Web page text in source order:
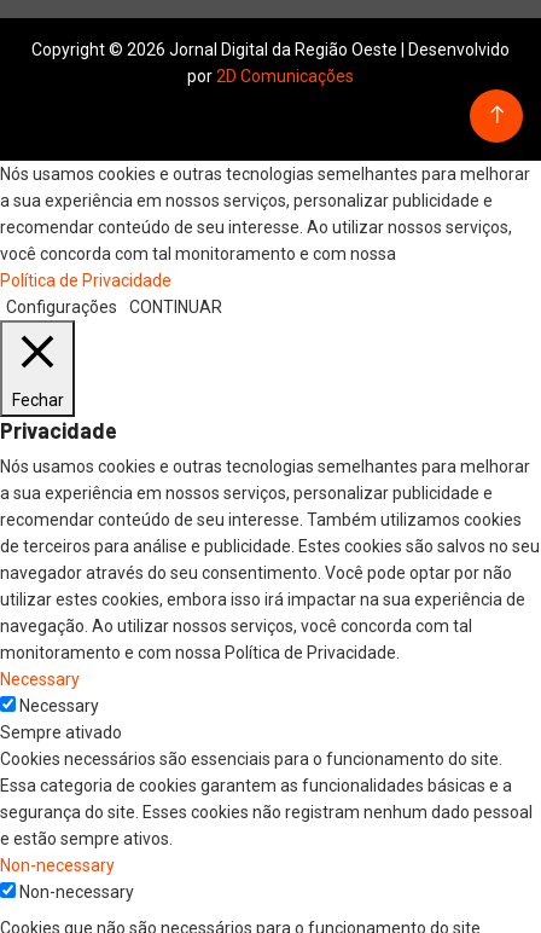
Copyright © 2026 Jornal Digital da Região Oeste | Desenvolvido
por2D Comunicações
Nós usamos cookies e outras tecnologias semelhantes para melhorar
a sua experiência em nossos serviços, personalizar publicidade e
recomendar conteúdo de seu interesse. Ao utilizar nossos serviços,
você concorda com tal monitoramento e com nossa
Política de Privacidade
Configurações
CONTINUAR
Fechar
Privacidade
Nós usamos cookies e outras tecnologias semelhantes para melhorar
a sua experiência em nossos serviços, personalizar publicidade e
recomendar conteúdo de seu interesse. Também utilizamos cookies
de terceiros para análise e publicidade. Estes cookies são salvos no seu
navegador através do seu consentimento. Você pode optar por não
utilizar estes cookies, embora isso irá impactar na sua experiência de
navegação. Ao utilizar nossos serviços, você concorda com tal
monitoramento e com nossa Política de Privacidade.
Necessary
Necessary
Sempre ativado
Cookies necessários são essenciais para o funcionamento do site.
Essa categoria de cookies garantem as funcionalidades básicas e a
segurança do site. Esses cookies não registram nenhum dado pessoal
e estão sempre ativos.
Non-necessary
Non-necessary
Cookies que não são necessários para o funcionamento do site